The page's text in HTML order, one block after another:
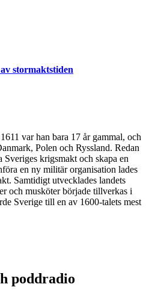
stormaktstiden
var han bara 17 år gammal, och
Polen och Ryssland. Redan
krigsmakt och skapa en
en ny militär organisation lades
Samtidigt utvecklades landets
och musköter började tillverkas i
Sverige till en av 1600-talets mest
poddradio